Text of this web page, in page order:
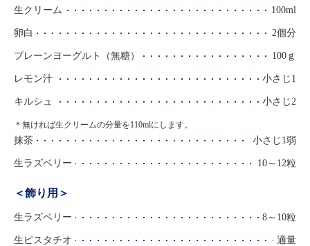
生クリーム 100ml
卵白 2個分
プレーンヨーグルト（無糖） 100ｇ
レモン汁 小さじ1
キルシュ 小さじ2
＊無ければ生クリームの分量を110mlにします。
抹茶 小さじ1弱
生ラズベリー 10～12粒
＜飾り用＞
生ラズベリー 8～10粒
生ピスタチオ 適量